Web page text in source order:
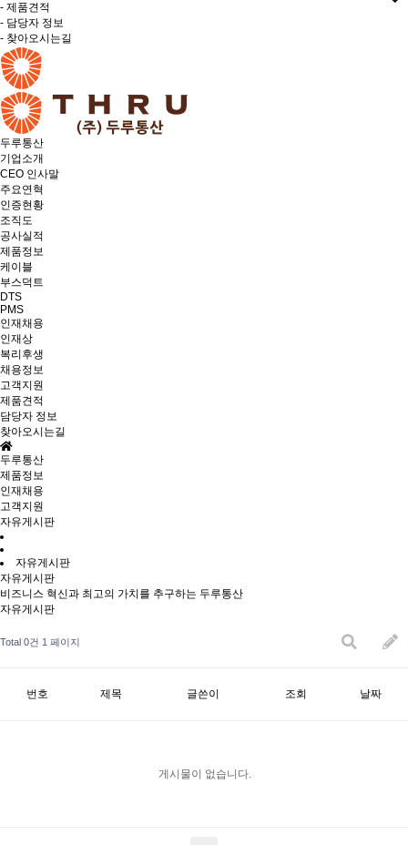
- 제품견적
- 담당자 정보
- 찾아오시는길
두루통산
기업소개
CEO 인사말
주요연혁
인증현황
조직도
공사실적
제품정보
케이블
부스덕트
DTS
PMS
인재채용
인재상
복리후생
채용정보
고객지원
제품견적
담당자 정보
찾아오시는길
두루통산
제품정보
인재채용
고객지원
자유게시판
자유게시판
자유게시판
비즈니스 혁신과 최고의 가치를 추구하는 두루통산
자유게시판
Total 0건 1 페이지
번호 제목 글쓴이 조회 날짜
게시물이 없습니다.